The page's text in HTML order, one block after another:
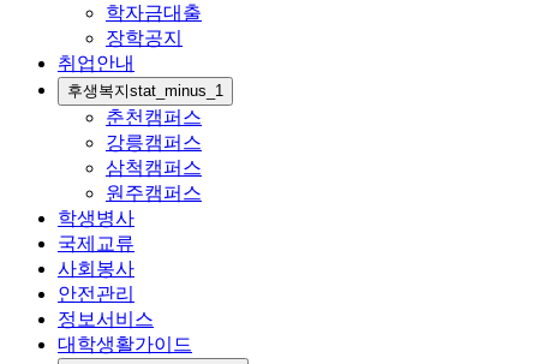
학자금대출
장학공지
취업안내
후생복지stat_minus_1
춘천캠퍼스
강릉캠퍼스
삼척캠퍼스
원주캠퍼스
학생병사
국제교류
사회봉사
안전관리
정보서비스
대학생활가이드